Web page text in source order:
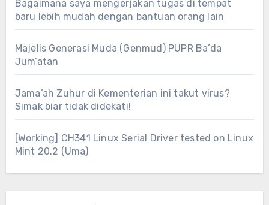
Bagaimana saya mengerjakan tugas di tempat
baru lebih mudah dengan bantuan orang lain
Majelis Generasi Muda (Genmud) PUPR Ba’da
Jum’atan
Jama’ah Zuhur di Kementerian ini takut virus?
Simak biar tidak didekati!
[Working] CH341 Linux Serial Driver tested on Linux
Mint 20.2 (Uma)